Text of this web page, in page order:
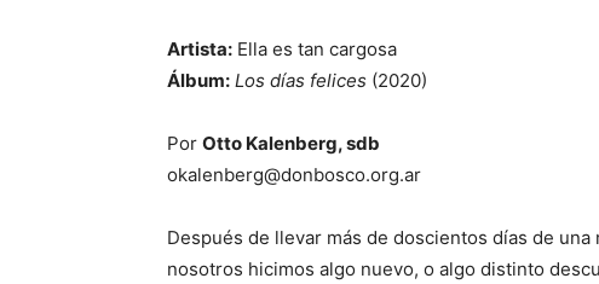
Artista: Ella es tan cargosa
Álbum: Los días felices (2020)
Por Otto Kalenberg, sdb
okalenberg@donbosco.org.ar
Después de llevar más de doscientos días de
nosotros hicimos algo nuevo, o algo distinto